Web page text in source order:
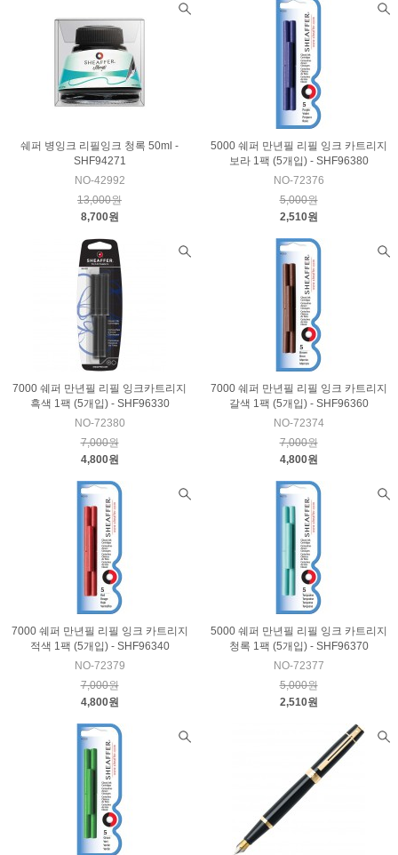
쉐퍼 병잉크 리필잉크 청록 50ml -
SHF94271
NO-42992
13,000원
8,700원
5000 쉐퍼 만년필 리필 잉크 카트리지
보라 1팩 (5개입) - SHF96380
NO-72376
5,000원
2,510원
7000 쉐퍼 만년필 리필 잉크카트리지
흑색 1팩 (5개입) - SHF96330
NO-72380
7,000원
4,800원
7000 쉐퍼 만년필 리필 잉크 카트리지
갈색 1팩 (5개입) - SHF96360
NO-72374
7,000원
4,800원
7000 쉐퍼 만년필 리필 잉크 카트리지
적색 1팩 (5개입) - SHF96340
NO-72379
7,000원
4,800원
5000 쉐퍼 만년필 리필 잉크 카트리지
청록 1팩 (5개입) - SHF96370
NO-72377
5,000원
2,510원